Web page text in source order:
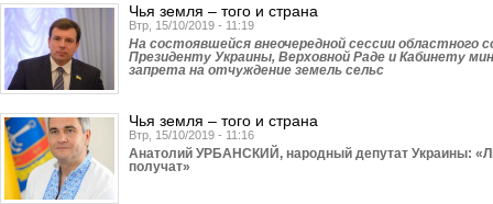
Чья земля – того и страна
Втр, 15/10/2019 - 11:19
На состоявшейся внеочередной сессии областного
Президенту Украины, Верховной Раде и Кабинету
запрета на отчуждение земель сельс
Чья земля – того и страна
Втр, 15/10/2019 - 11:16
Анатолий УРБАНСКИЙ, народный депутат Украины:
получат»